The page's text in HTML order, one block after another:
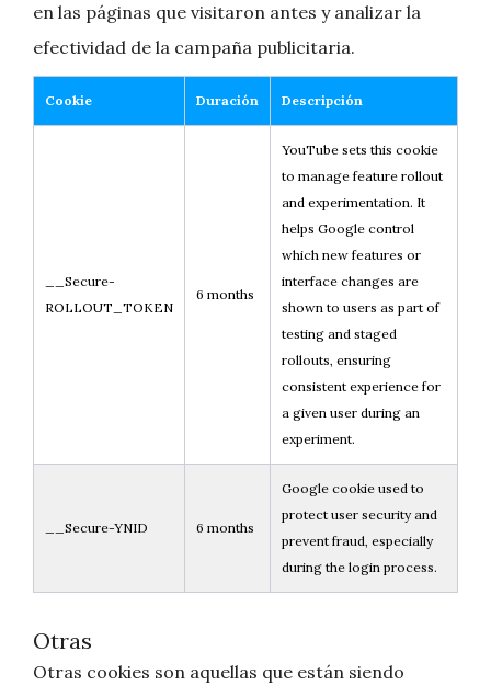
en las páginas que visitaron antes y analizar la
efectividad de la campaña publicitaria.
Cookie Duración Descripción
__Secure-
ROLLOUT_TOKEN
6 months
YouTube sets this cookie
to manage feature rollout
and experimentation. It
helps Google control
which new features or
interface changes are
shown to users as part of
testing and staged
rollouts, ensuring
consistent experience for
a given user during an
experiment.
__Secure-YNID 6 months
Google cookie used to
protect user security and
prevent fraud, especially
during the login process.
Otras
Otras cookies son aquellas que están siendo